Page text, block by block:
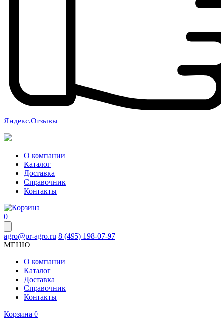
Яндекс.Отзывы
О компании
Каталог
Доставка
Справочник
Контакты
0
agro@pr-agro.ru 8 (495) 198-07-97
МЕНЮ
О компании
Каталог
Доставка
Справочник
Контакты
Корзина 0